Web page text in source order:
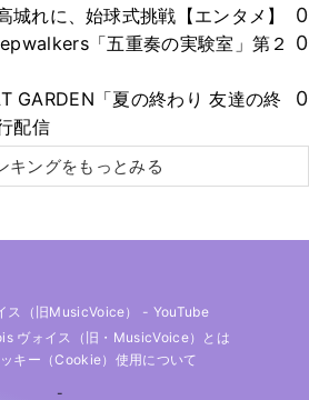
城れに、始球式挑戦【エンタメ】
0
「五重奏の実験室」第２ 0
GARDEN「夏の終わり 友達の終
配信
0
キングをもっとみる
（旧MusicVoice） - YouTube
ヴォイス（旧・MusicVoice）とは
キー（cookie）使用について
-